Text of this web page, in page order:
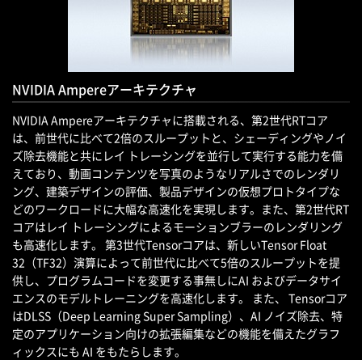
NVIDIA Ampereアーキテクチャ
NVIDIA Ampereアーキテクチャに搭載される、第2世代RTコア
は、前世代に比べて2倍のスループットと、シェーディングやノイ
ズ除去機能と共にレイ トレーシングを並行して実行する能力を備
えており、動画コンテンツを写真のようなリアルさでのレンダリ
ング、建築デザインの評価、製品デザインの仮想プロトタイプな
どのワークロードに大幅な高速化を実現します。また、第2世代RT
コアはレイ トレーシングによるモーションブラーのレンダリング
も高速化します。 第3世代Tensorコアは、新しいTensor Float
32（TF32）演算によって前世代に比べて5倍のスループットを提
供し、プログラムコードを変更する事無しにAI およびデータサイ
エンスのモデルトレーニングを高速化します。 また、 Tensorコア
はDLSS（Deep Learning Super Sampling）、AI ノイズ除去、特
定のアプリケーション向けの拡張編集などの機能を備えたグラフ
ィックスにも AI をもたらします。